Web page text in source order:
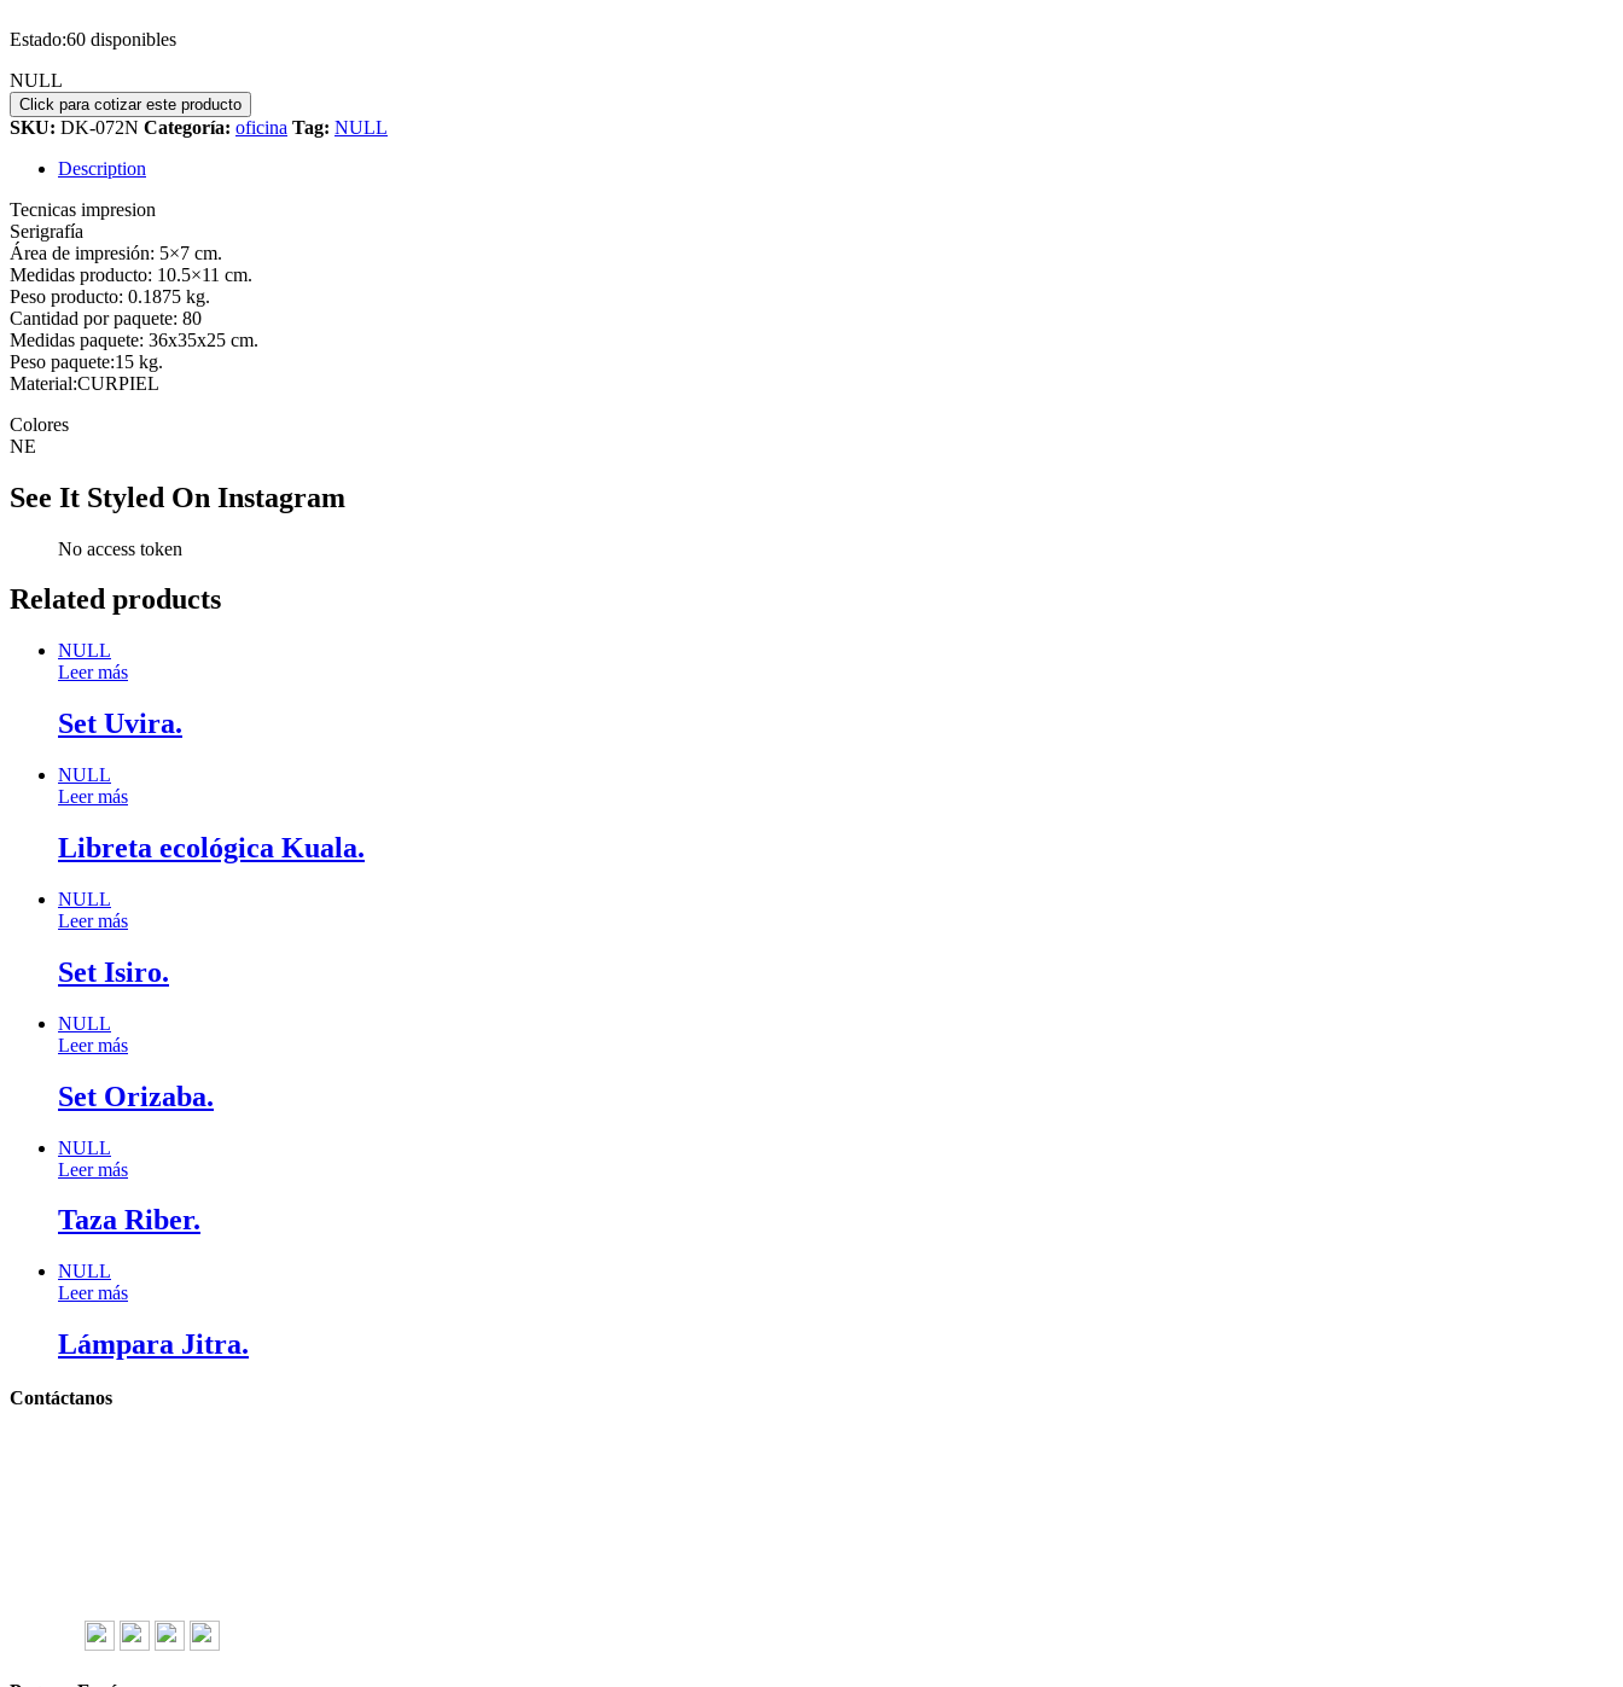
Estado:60 disponibles
NULL
SKU: DK-072N Categoría: oficina Tag: NULL
Description
Tecnicas impresion
Serigrafía
Área de impresión: 5×7 cm.
Medidas producto: 10.5×11 cm.
Peso producto: 0.1875 kg.
Cantidad por paquete: 80
Medidas paquete: 36x35x25 cm.
Peso paquete:15 kg.
Material:CURPIEL
Colores
NE
See It Styled On Instagram
No access token
Related products
NULL
Leer más
Set Uvira.
NULL
Leer más
Libreta ecológica Kuala.
NULL
Leer más
Set Isiro.
NULL
Leer más
Set Orizaba.
NULL
Leer más
Taza Riber.
NULL
Leer más
Lámpara Jitra.
Contáctanos